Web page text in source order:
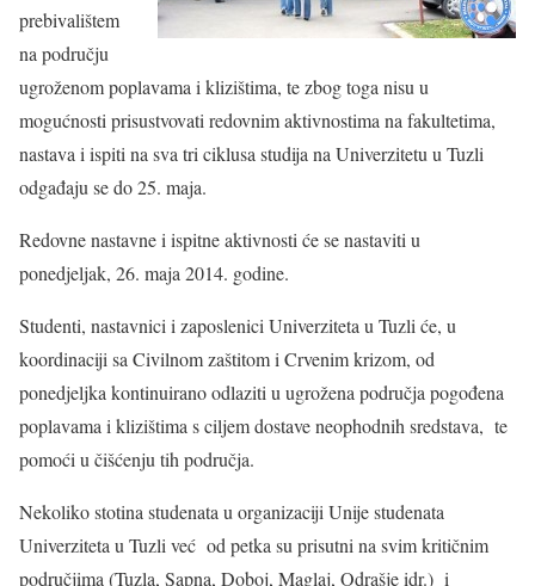
prebivalištem
na području
ugroženom poplavama i klizištima, te zbog toga nisu u
mogućnosti prisustvovati redovnim aktivnostima na fakultetima,
nastava i ispiti na sva tri ciklusa studija na Univerzitetu u Tuzli
odgađaju se do 25. maja.
Redovne nastavne i ispitne aktivnosti će se nastaviti u
ponedjeljak, 26. maja 2014. godine.
Studenti, nastavnici i zaposlenici Univerziteta u Tuzli će, u
koordinaciji sa Civilnom zaštitom i Crvenim krizom, od
ponedjeljka kontinuirano odlaziti u ugrožena područja pogođena
poplavama i klizištima s ciljem dostave neophodnih sredstava, te
pomoći u čišćenju tih područja.
Nekoliko stotina studenata u organizaciji Unije studenata
Univerziteta u Tuzli već od petka su prisutni na svim kritičnim
područjima (Tuzla, Sapna, Doboj, Maglaj, Odrašje idr.) i